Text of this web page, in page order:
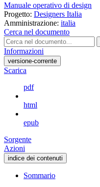
Manuale operativo di design
Progetto: Designers Italia
Amministrazione: italia
Cerca nel documento
Informazioni
versione-corrente
Scarica
pdf
html
epub
Sorgente
Azioni
indice dei contenuti
Sommario